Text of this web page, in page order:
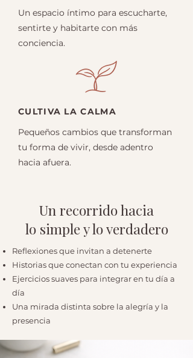
Un espacio íntimo para escucharte,
sentirte y habitarte con más
conciencia.
CULTIVA LA CALMA
Pequeños cambios que transforman
tu forma de vivir, desde adentro
hacia afuera.
Un recorrido hacia
lo simple y lo verdadero
Reflexiones que invitan a detenerte
Historias que conectan con tu experiencia
Ejercicios suaves para integrar en tu día a
día
Una mirada distinta sobre la alegría y la
presencia